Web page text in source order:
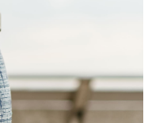
/ DÉTAILS